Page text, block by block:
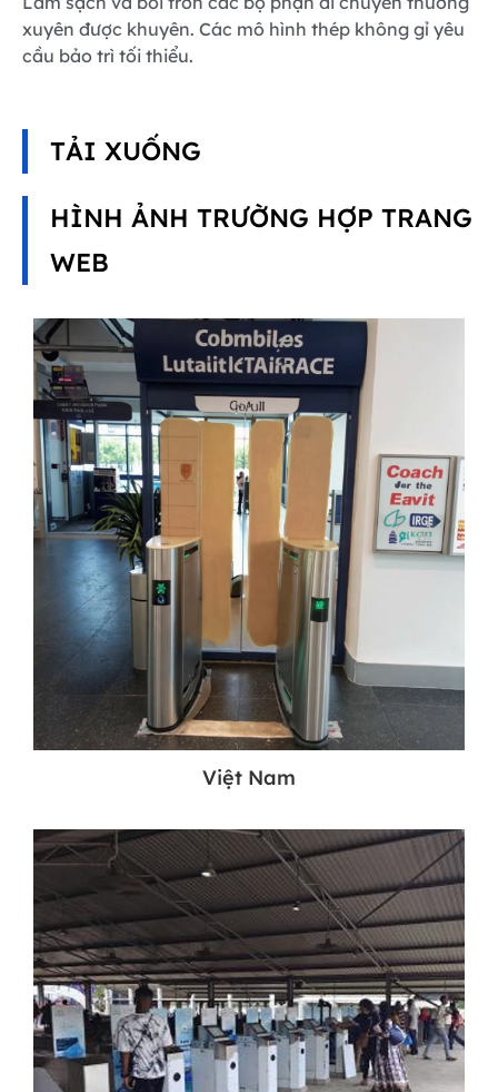
xuyên được khuyên. Các mô hình thép không gỉ yêu
cầu bảo trì tối thiểu.
TẢI XUỐNG
HÌNH ẢNH TRƯỜNG HỢP TRANG
WEB
Việt Nam